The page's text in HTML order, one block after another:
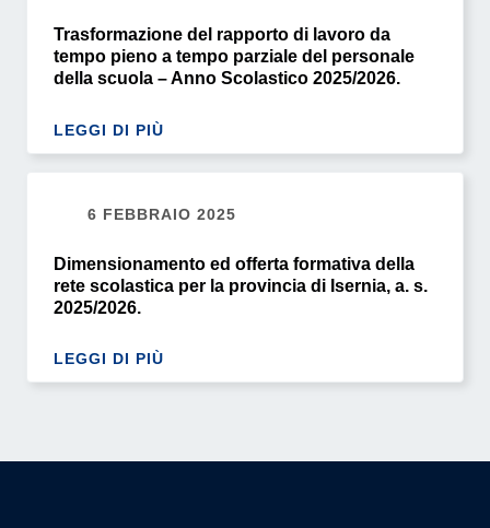
Trasformazione del rapporto di lavoro da
tempo pieno a tempo parziale del personale
della scuola – Anno Scolastico 2025/2026.
LEGGI DI PIÙ
6 FEBBRAIO 2025
Dimensionamento ed offerta formativa della
rete scolastica per la provincia di Isernia, a. s.
2025/2026.
LEGGI DI PIÙ